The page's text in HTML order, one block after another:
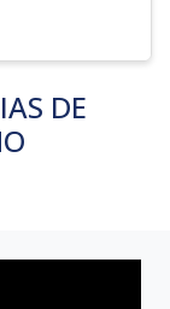
DE